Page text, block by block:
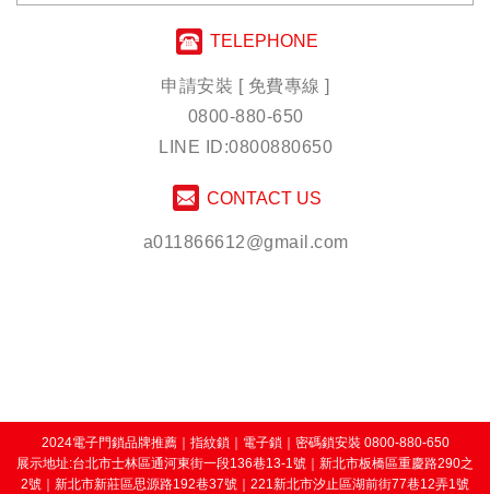
TELEPHONE
申請安裝 [ 免費專線 ]
0800-880-650
LINE ID:0800880650
CONTACT US
a011866612@gmail.com
2024電子門鎖品牌推薦｜ 指紋鎖 ｜ 電子鎖 ｜ 密碼鎖安裝0800-880-650
展示地址:台北市士林區通河東街一段136巷13-1號｜新北市板橋區重慶路290之
2號｜新北市新莊區思源路192巷37號｜221新北市汐止區湖前街77巷12弄1號